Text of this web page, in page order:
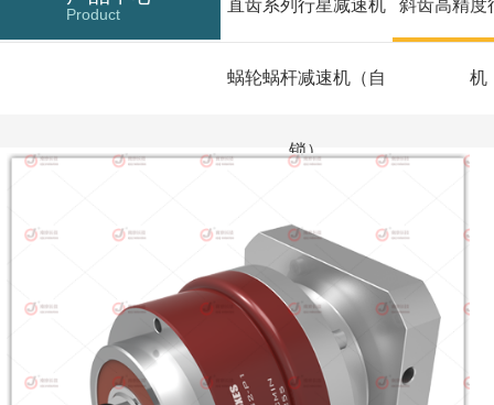
Product 直齿系列行星减速机 斜齿高精度
机
蜗轮蜗杆减速机（自
锁）